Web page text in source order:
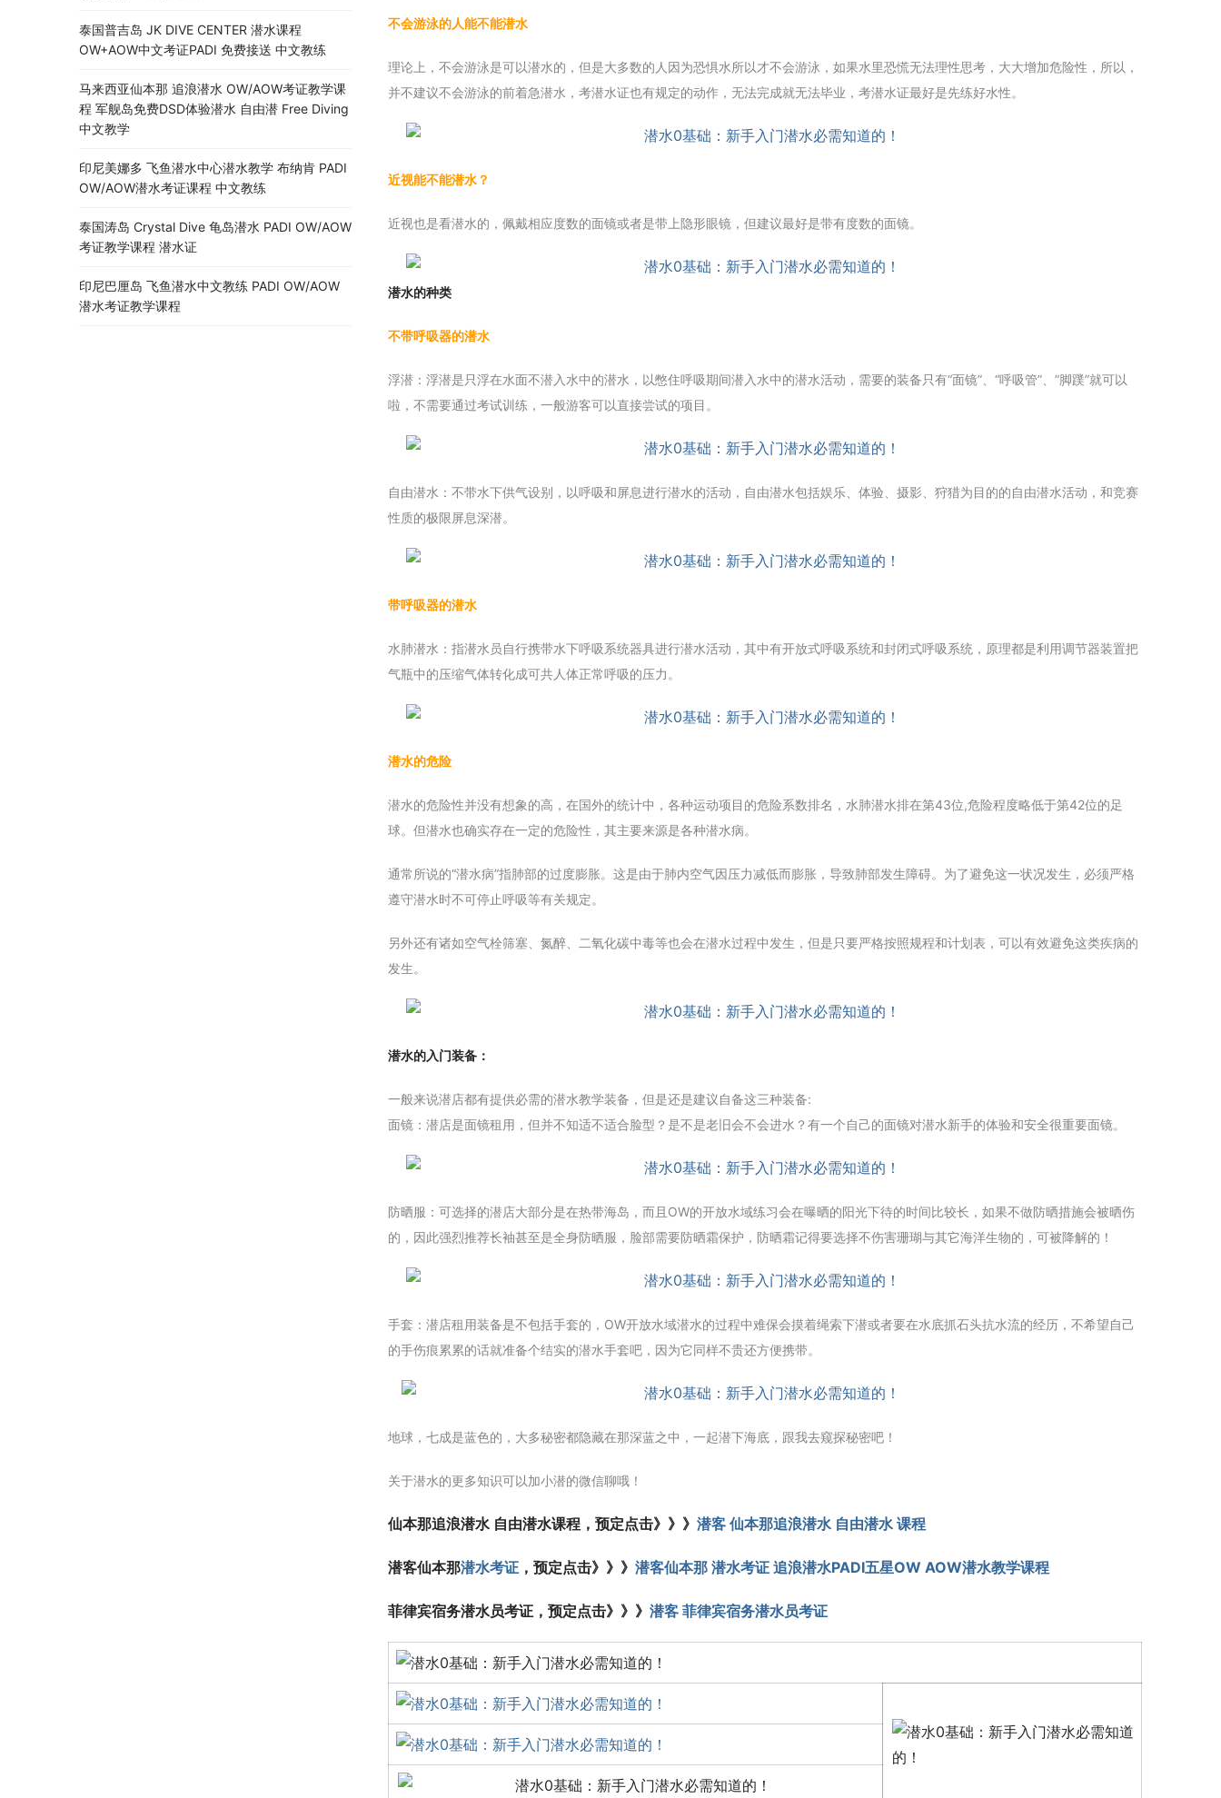
不会游泳的人能不能潜水
理论上，不会游泳是可以潜水的，但是大多数的人因为恐惧水所以才不会游泳，如果水里恐慌无法理性思考，大大增加危险性，所以，
并不建议不会游泳的前着急潜水，考潜水证也有规定的动作，无法完成就无法毕业，考潜水证最好是先练好水性。
近视能不能潜水？
近视也是看潜水的，佩戴相应度数的面镜或者是带上隐形眼镜，但建议最好是带有度数的面镜。
潜水的种类
不带呼吸器的潜水
浮潜：浮潜是只浮在水面不潜入水中的潜水，以憋住呼吸期间潜入水中的潜水活动，需要的装备只有“面镜”、“呼吸管”、”脚蹼”就可以
啦，不需要通过考试训练，一般游客可以直接尝试的项目。
自由潜水：不带水下供气设别，以呼吸和屏息进行潜水的活动，自由潜水包括娱乐、体验、摄影、狩猎为目的的自由潜水活动，和竞赛
性质的极限屏息深潜。
带呼吸器的潜水
水肺潜水：指潜水员自行携带水下呼吸系统器具进行潜水活动，其中有开放式呼吸系统和封闭式呼吸系统，原理都是利用调节器装置把
气瓶中的压缩气体转化成可共人体正常呼吸的压力。
潜水的危险
潜水的危险性并没有想象的高，在国外的统计中，各种运动项目的危险系数排名，水肺潜水排在第43位,危险程度略低于第42位的足
球。但潜水也确实存在一定的危险性，其主要来源是各种潜水病。
通常所说的“潜水病”指肺部的过度膨胀。这是由于肺内空气因压力减低而膨胀，导致肺部发生障碍。为了避免这一状况发生，必须严格
遵守潜水时不可停止呼吸等有关规定。
另外还有诸如空气栓筛塞、氮醉、二氧化碳中毒等也会在潜水过程中发生，但是只要严格按照规程和计划表，可以有效避免这类疾病的
发生。
潜水的入门装备：
一般来说潜店都有提供必需的潜水教学装备，但是还是建议自备这三种装备:
面镜：潜店是面镜租用，但并不知适不适合脸型？是不是老旧会不会进水？有一个自己的面镜对潜水新手的体验和安全很重要面镜。
防晒服：可选择的潜店大部分是在热带海岛，而且OW的开放水域练习会在曝晒的阳光下待的时间比较长，如果不做防晒措施会被晒伤
的，因此强烈推荐长袖甚至是全身防晒服，脸部需要防晒霜保护，防晒霜记得要选择不伤害珊瑚与其它海洋生物的，可被降解的！
手套：潜店租用装备是不包括手套的，OW开放水域潜水的过程中难保会摸着绳索下潜或者要在水底抓石头抗水流的经历，不希望自己
的手伤痕累累的话就准备个结实的潜水手套吧，因为它同样不贵还方便携带。
地球，七成是蓝色的，大多秘密都隐藏在那深蓝之中，一起潜下海底，跟我去窥探秘密吧！
关于潜水的更多知识可以加小潜的微信聊哦！
仙本那追浪潜水 自由潜水课程，预定点击》》》 潜客 仙本那追浪潜水 自由潜水 课程
潜客仙本那潜水考证 ，预定点击》》》 潜客仙本那 潜水考证 追浪潜水PADI五星OW AOW潜水教学课程
菲律宾宿务潜水员考证，预定点击》》》 潜客 菲律宾宿务潜水员考证
泰国普吉岛 JK DIVE CENTER 潜水课程
OW+AOW中文考证PADI 免费接送 中文教练
马来西亚仙本那 追浪潜水 OW/AOW考证教学课
程 军舰岛免费DSD体验潜水 自由潜 Free Diving
中文教学
印尼美娜多 飞鱼潜水中心潜水教学 布纳肯 PADI
OW/AOW潜水考证课程 中文教练
泰国涛岛 Crystal Dive 龟岛潜水 PADI OW/AOW
考证教学课程 潜水证
印尼巴厘岛 飞鱼潜水中文教练 PADI OW/AOW
潜水考证教学课程